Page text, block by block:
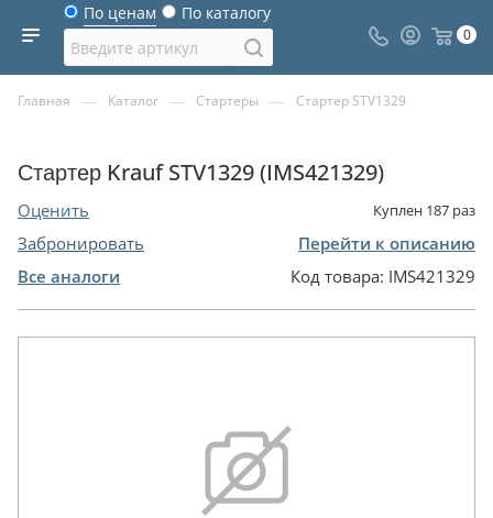
По ценам По каталогу
0
Главная — Каталог — Стартеры — Стартер STV1329
Стартер Krauf STV1329 (IMS421329)
Оценить Куплен 187 раз
Забронировать
Перейти к описанию
Все аналоги
Код товара: IMS421329